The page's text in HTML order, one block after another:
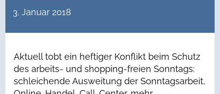
3. Januar 2018
Aktuell tobt ein heftiger Konflikt beim Schutz
des arbeits- und shopping-freien Sonntags:
schleichende Ausweitung der Sonntagsarbeit,